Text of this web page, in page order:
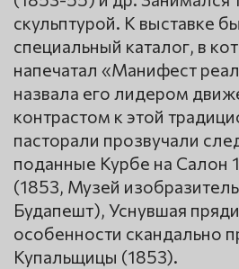
скульптурой. К выставке
специальный каталог, в
напечатал «Манифест
назвала его лидером
контрастом к этой
пасторали прозвучали
поданные Курбе на Салон
(1853, Музей
Будапешт), Уснувшая
особенности скандально
Купальщицы (1853).